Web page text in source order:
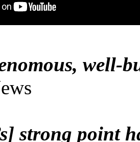
well-
strong point